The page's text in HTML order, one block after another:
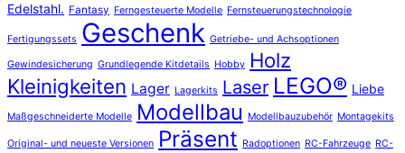
Edelstahl. Fantasy Ferngesteuerte Modelle Fernsteuerungstechnologie
Fertigungssets Geschenk Getriebe- und Achsoptionen
Gewindesicherung Grundlegende Kitdetails Hobby Holz
Kleinigkeiten Lager Lagerkits Laser LEGO® Liebe
Maßgeschneiderte Modelle Modellbau Modellbauzubehör Montagekits
Original- und neueste Versionen Präsent Radoptionen RC-Fahrzeuge RC-